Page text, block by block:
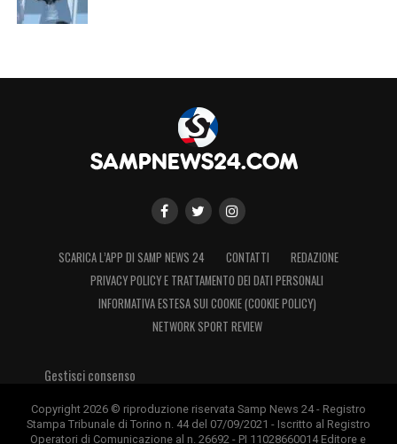
SCARICA L’APP DI SAMP NEWS 24 CONTATTI
REDAZIONE
PRIVACY POLICY E TRATTAMENTO DEI DATI PERSONALI
INFORMATIVA ESTESA SUI COOKIE (COOKIE POLICY)
NETWORK SPORT REVIEW
Gestisci consenso
Copyright 2026 © riproduzione riservata Samp News 24 - Registro
Stampa Tribunale di Torino n. 44 del 07/09/2021 - Iscritto al Registro
Operatori di Comunicazione al n. 26692 - PI 11028660014 Editore e